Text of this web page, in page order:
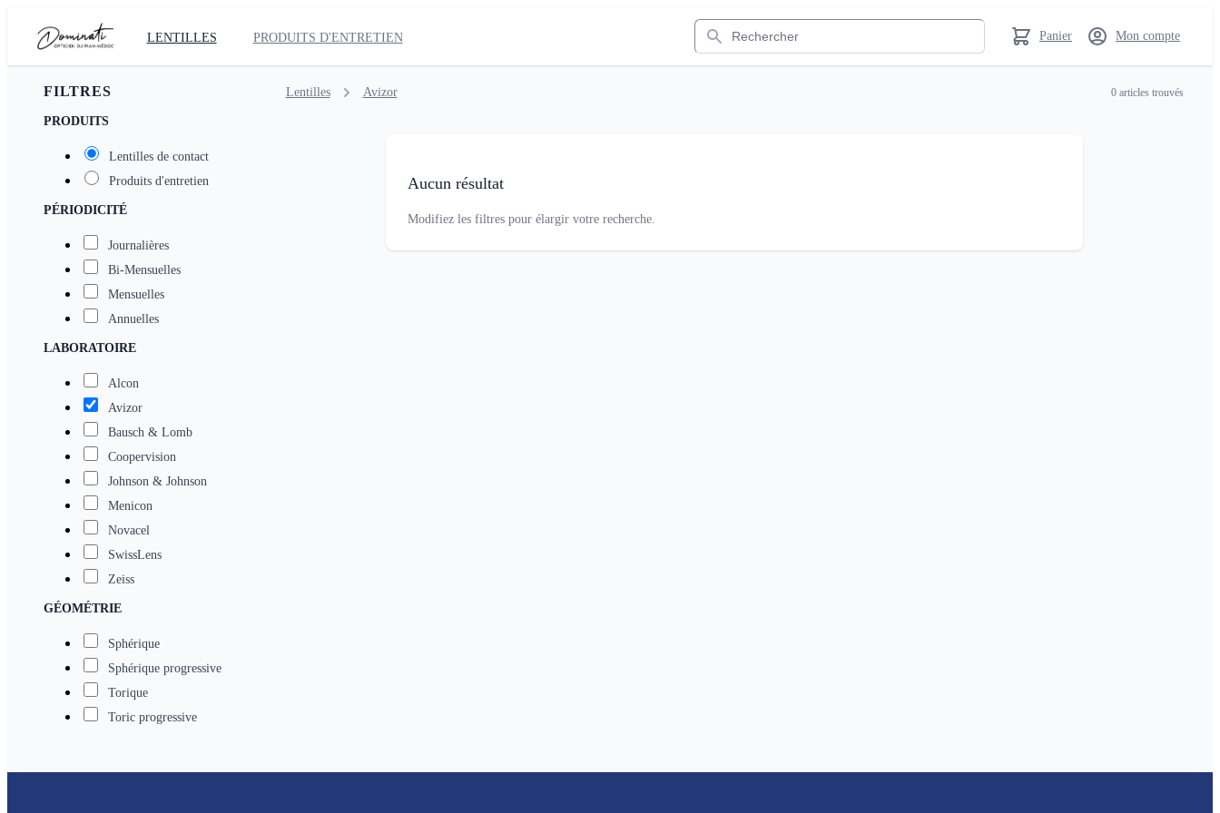
LENTILLES PRODUITS D'ENTRETIEN
Rechercher
Panier Mon compte
FILTRES
PRODUITS
Lentilles de contact
Produits d'entretien
PÉRIODICITÉ
Journalières
Bi-Mensuelles
Mensuelles
Annuelles
LABORATOIRE
Alcon
Avizor
Bausch & Lomb
Coopervision
Johnson & Johnson
Menicon
Novacel
SwissLens
Zeiss
GÉOMÉTRIE
Sphérique
Sphérique progressive
Torique
Toric progressive
Lentilles Avizor 0 articles trouvés
Aucun résultat
Modifiez les filtres pour élargir votre recherche.